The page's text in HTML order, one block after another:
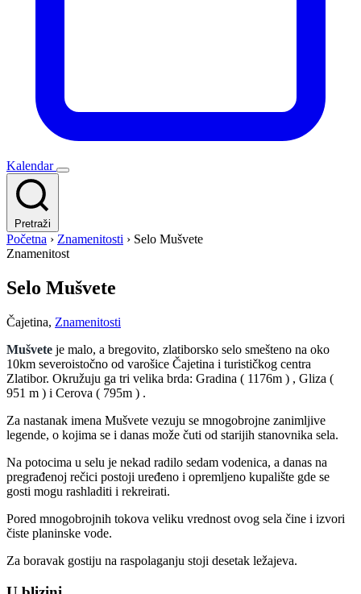
Kalendar
Pretraži
Početna › Znamenitosti › Selo Mušvete
Znamenitost
Selo Mušvete
Čajetina, Znamenitosti
Mušvete je malo, a bregovito, zlatiborsko selo smešteno na oko
10km severoistočno od varošice Čajetina i turističkog centra
Zlatibor. Okružuju ga tri velika brda: Gradina ( 1176m ) , Gliza (
951 m ) i Cerova ( 795m ) .
Za nastanak imena Mušvete vezuju se mnogobrojne zanimljive
legende, o kojima se i danas može čuti od starijih stanovnika sela.
Na potocima u selu je nekad radilo sedam vodenica, a danas na
pregrađenoj rečici postoji uređeno i opremljeno kupalište gde se
gosti mogu rashladiti i rekreirati.
Pored mnogobrojnih tokova veliku vrednost ovog sela čine i izvori
čiste planinske vode.
Za boravak gostiju na raspolaganju stoji desetak ležajeva.